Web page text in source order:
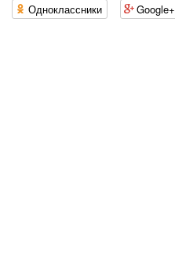
Одноклассники
Google+